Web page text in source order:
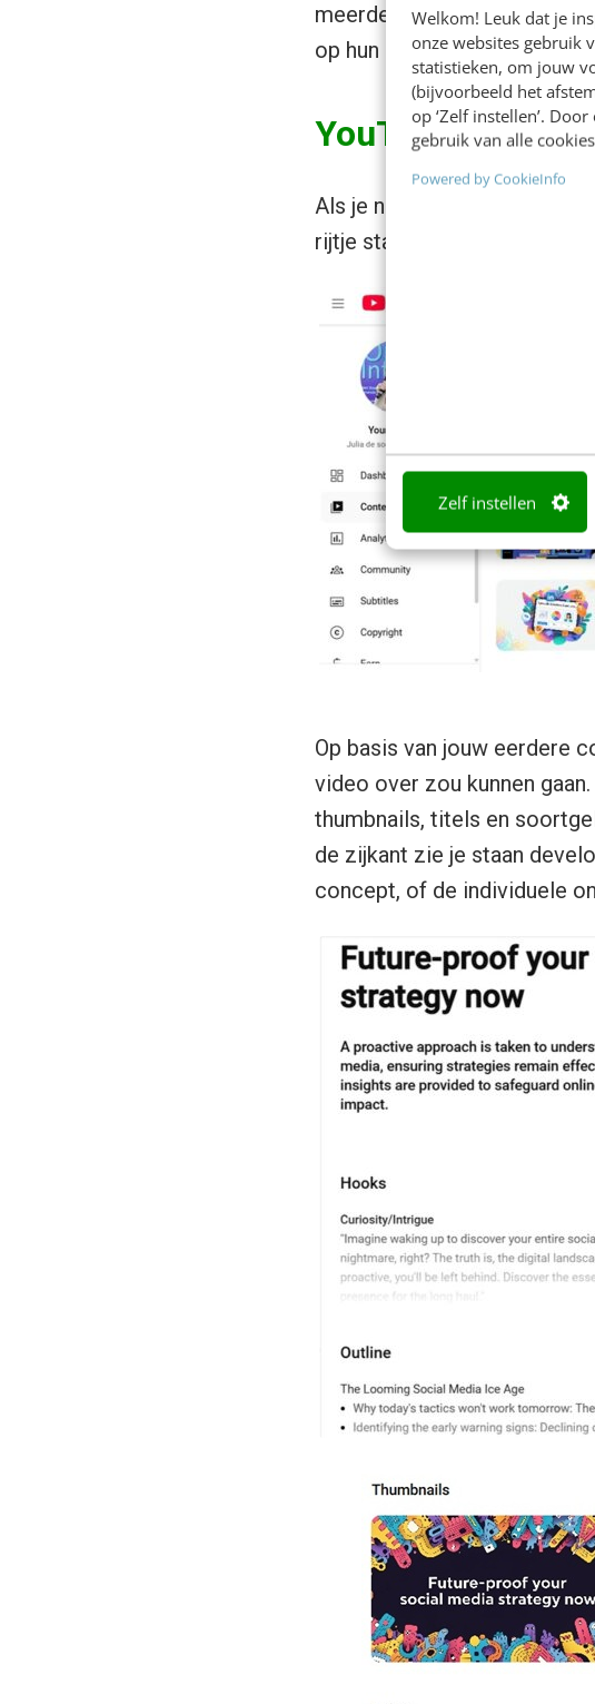
Welkom! Leuk dat je
onze websites gebruik
statistieken, om jouw
(bijvoorbeeld het
op ‘Zelf instellen’.
gebruik van alle
Powered by CookieInfo
Zelf instellen
meerdere organisaties
op hun eigen account. Wat
YouTube denkt
Als je naar YouTube Studio
rijtje staan, inspiration ofwel
Op basis van jouw eerdere
video over zou kunnen
thumbnails, titels en
de zijkant zie je staan
concept, of de individuele